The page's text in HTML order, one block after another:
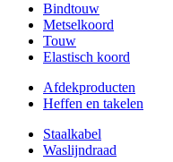
Bindtouw
Metselkoord
Touw
Elastisch koord
Afdekproducten
Heffen en takelen
Staalkabel
Waslijndraad